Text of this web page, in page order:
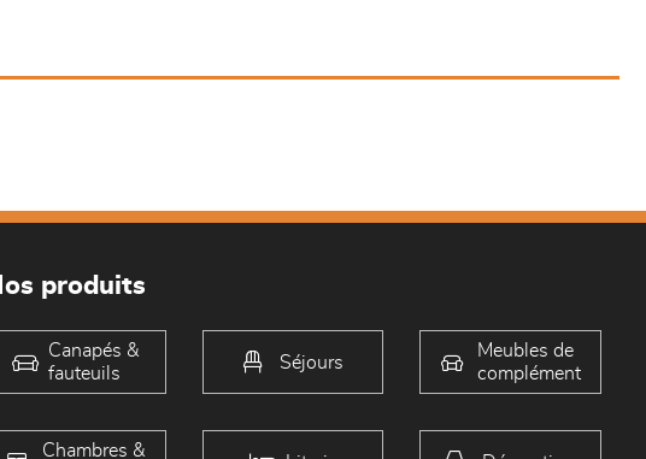
produits
Canapés &
fauteuils
Séjours
Meubles de
complément
Chambres &